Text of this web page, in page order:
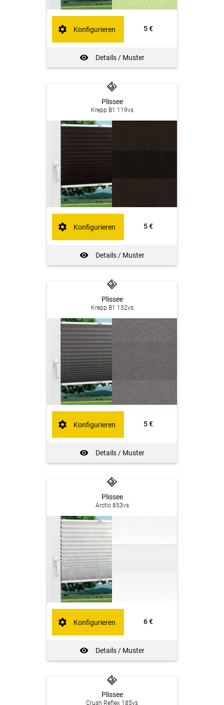
5 €
Details / Muster
Konfigurieren
Plissee
Krepp B1 119vs
5 €
Details / Muster
Konfigurieren
Plissee
Krepp B1 132vs
5 €
Details / Muster
Konfigurieren
Plissee
Arctic 853vs
6 €
Details / Muster
Konfigurieren
Plissee
Crush Reflex 185vs